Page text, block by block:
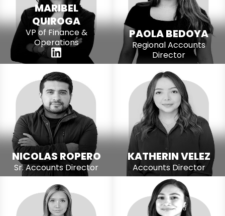
MARIBEL
QUIROGA
VP of Finance &
Operations
PAOLA BEDOYA
Regional Accounts
Director
NICOLAS ROPERO
Sr. Accounts Director
KATHERIN VELEZ
Accounts Director